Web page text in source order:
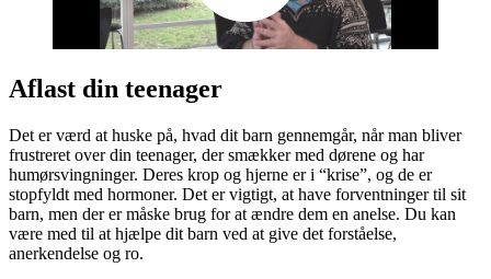
Aflast din teenager
Det er værd at huske på, hvad dit barn gennemgår, når man bliver
frustreret over din teenager, der smækker med dørene og har
humørsvingninger. Deres krop og hjerne er i “krise”, og de er
stopfyldt med hormoner. Det er vigtigt, at have forventninger til sit
barn, men der er måske brug for at ændre dem en anelse. Du kan
være med til at hjælpe dit barn ved at give det forståelse,
anerkendelse og ro.